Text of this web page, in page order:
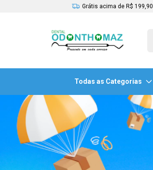
Grátis acima de R$ 199,90
Todas as Categorias